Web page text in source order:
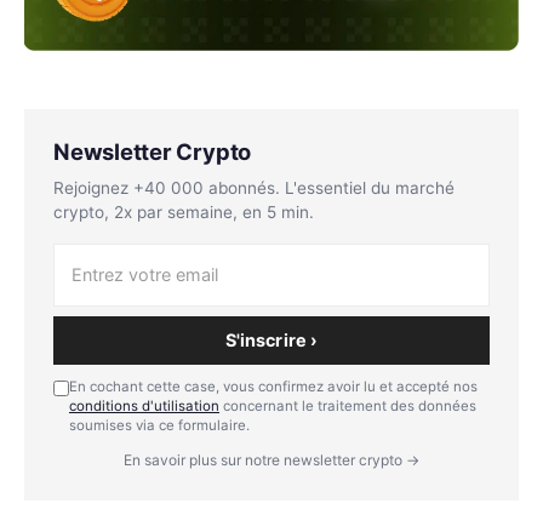
Newsletter Crypto
Rejoignez +40 000 abonnés. L'essentiel du marché
crypto, 2x par semaine, en 5 min.
S'inscrire ›
En cochant cette case, vous confirmez avoir lu et accepté nos
conditions d'utilisation concernant le traitement des données
soumises via ce formulaire.
En savoir plus sur notre newsletter crypto →